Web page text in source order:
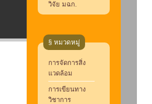
วิจัย มฉก.
§ หมวดหมู่
การจัดการสิ่ง
แวดล้อม
การเขียนทาง
วิชาการ